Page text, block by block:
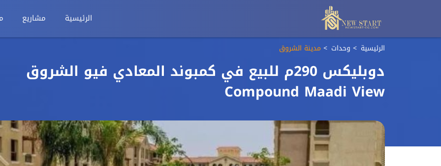
الرئيسية مشاريع
الرئيسية وحدات مدينة الشروق
دوبليكس 290م للبيع في كمبوند المعادي فيو الشروق
Compound Maadi View